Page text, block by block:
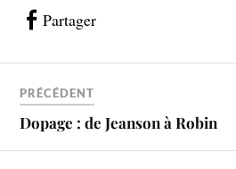
Partager
PRÉCÉDENT
Dopage : de Jeanson à Robin